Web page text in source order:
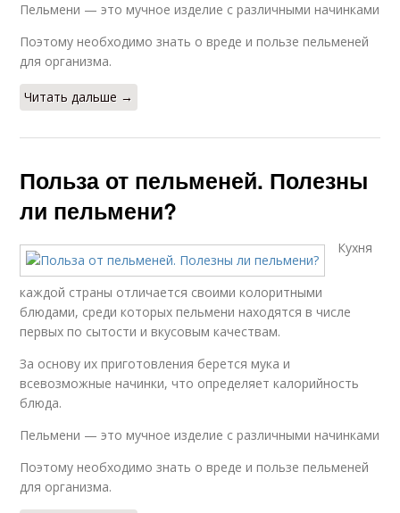
Пельмени — это мучное изделие с различными начинками
Поэтому необходимо знать о вреде и пользе пельменей
для организма.
Читать дальше →
Польза от пельменей. Полезны
ли пельмени?
Кухня
каждой страны отличается своими колоритными
блюдами, среди которых пельмени находятся в числе
первых по сытости и вкусовым качествам.
За основу их приготовления берется мука и
всевозможные начинки, что определяет калорийность
блюда.
Пельмени — это мучное изделие с различными начинками
Поэтому необходимо знать о вреде и пользе пельменей
для организма.